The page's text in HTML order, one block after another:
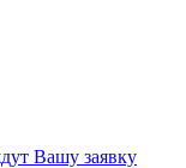
Вашу заявку